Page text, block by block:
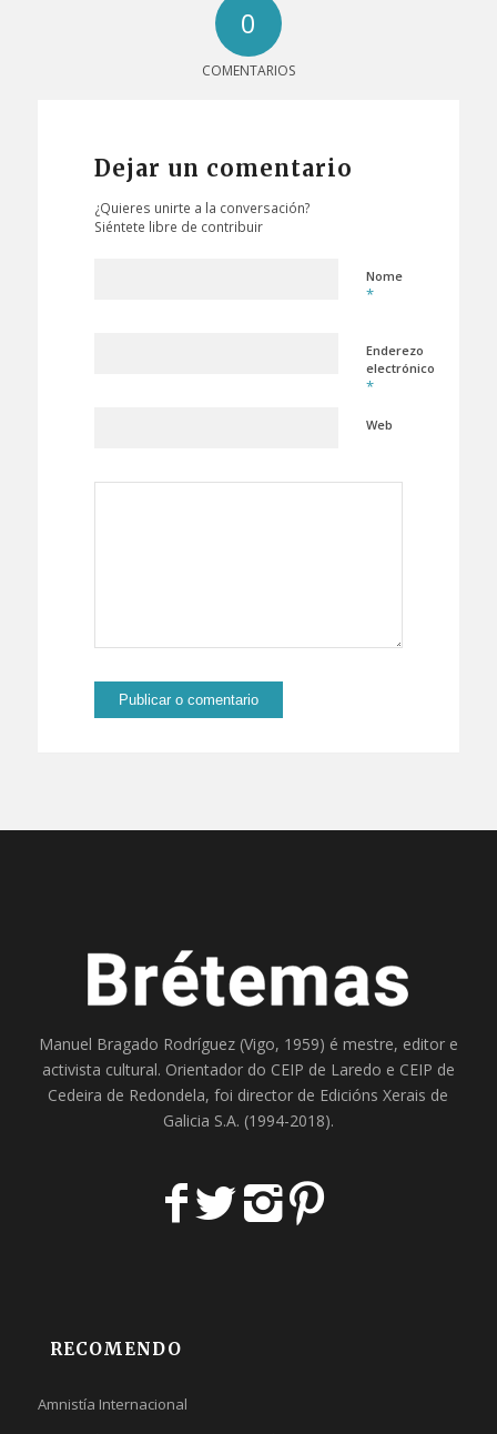
0
COMENTARIOS
Dejar un comentario
¿Quieres unirte a la conversación?
Siéntete libre de contribuir
Nome
*
Enderezo
electrónico
*
Web
Manuel Bragado Rodríguez (Vigo, 1959) é mestre, editor e
activista cultural. Orientador do CEIP de Laredo e CEIP de
Cedeira de Redondela, foi director de Edicións Xerais de
Galicia S.A. (1994-2018).
RECOMENDO
Amnistía Internacional